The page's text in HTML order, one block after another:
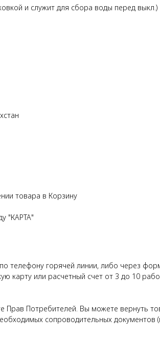
и служит для сбора воды перед выкл.)
товара в Корзину
"КАРТА"
телефону горячей линии, либо через
карту или расчетный счет от 3 до 10
Потребителей. Вы можете вернуть
сопроводительных документов